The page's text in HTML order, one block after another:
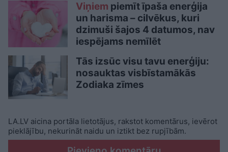
Viņiem piemīt īpaša enerģija
un harisma – cilvēkus, kuri
dzimuši šajos 4 datumos, nav
iespējams nemīlēt
Tās izsūc visu tavu enerģiju:
nosauktas visbīstamākās
Zodiaka zīmes
LA.LV aicina portāla lietotājus, rakstot komentārus, ievērot
pieklājību, nekurināt naidu un iztikt bez rupjībām.